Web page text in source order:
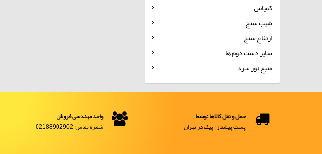
کمپاس
شیب سنج
ارتفاع سنج
سایر دست دوم ها
منبع نور سرد
حمل و نقل کالاها توسط
پست پیشتاز | پیک در تهران
واحد مهندسی فروش
شماره تماس: 02188902902